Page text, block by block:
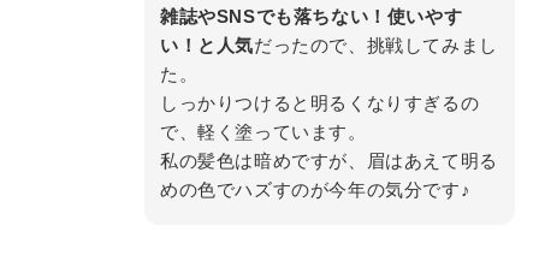
雑誌やSNSでも落ちない！使いやす
い！と人気だったので、挑戦してみまし
た。
しっかりつけると明るくなりすぎるの
で、軽く塗っています。
私の髪色は暗めですが、眉はあえて明る
めの色でハズすのが今年の気分です♪